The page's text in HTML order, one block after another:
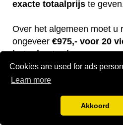
Cookies are used for ads
Learn more
Akkoord
exacte totaalprijs te
Over het algemeen moet u
ongeveer €975,- voor 20
betonbestrating.
Dekosten
en de
€360,-.